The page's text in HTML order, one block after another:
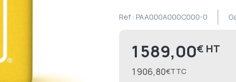
Ref : PAA000A000C000-0
1 589,00€
1 906,80€